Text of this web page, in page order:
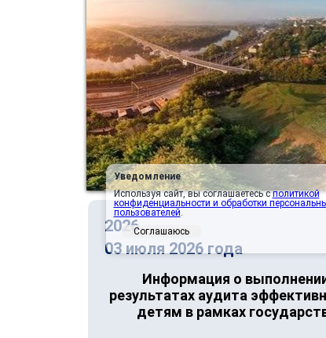
2026
03 июля 2026 года
Информация о
результатах аудита
детям в рамках
Уведомление
Используя сайт, вы соглашаетесь сполитикой
конфиденциальности и обработки
пользователей.
Соглашаюсь